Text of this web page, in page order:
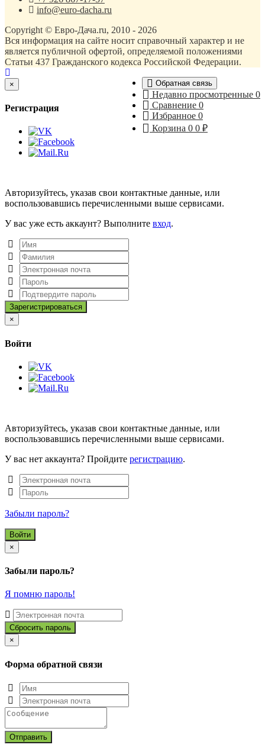
info@euro-dacha.ru
Copyright © Евро-Дача.ru, 2010 - 2026
Вся информация на сайте носит справочный характер и не
является публичной офертой, определяемой положениями
Статьи 437 Гражданского кодекса Российской Федерации.
Обратная связь
Недавно просмотренные 0
Сравнение 0
Избранное 0
Корзина 0 0 ₽
×
Регистрация
Авторизуйтесь, указав свои контактные данные, или
воспользовавшись перечисленными выше сервисами.
У вас уже есть аккаунт? Выполните вход.
×
Войти
Авторизуйтесь, указав свои контактные данные, или
воспользовавшись перечисленными выше сервисами.
У вас нет аккаунта? Пройдите регистрацию.
Забыли пароль?
×
Забыли пароль?
Я помню пароль!
×
Форма обратной связи